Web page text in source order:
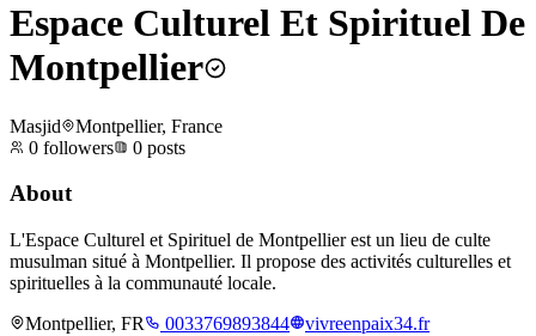
Espace Culturel Et Spirituel De
Montpellier
Masjid
Montpellier, France
0 followers 0 posts
About
L'Espace Culturel et Spirituel de Montpellier est un lieu de culte
musulman situé à Montpellier. Il propose des activités culturelles et
spirituelles à la communauté locale.
Montpellier, FR
0033769893844
vivreenpaix34.fr